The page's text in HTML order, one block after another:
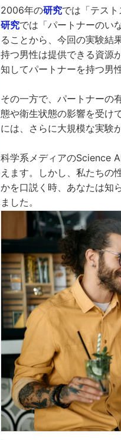
2006年の研究では「テス
研究では「パートナーのい
ることから、今回の実験結
持つ男性は提供できる資源
知してパートナーを持つ男
その一方で、パートナーの
態や衛生状態の影響を受け
には、さらに大規模な実験
科学系メディアのScience
えます。しかし、私たちの
かを口説く時、あなたは知
ました。